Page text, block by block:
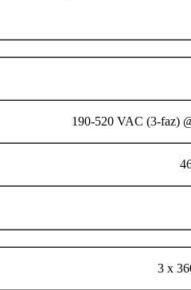
190-520 VAC (3-faz)
3 x